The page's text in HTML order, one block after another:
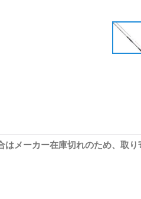
メーカー在庫切れのため、取り